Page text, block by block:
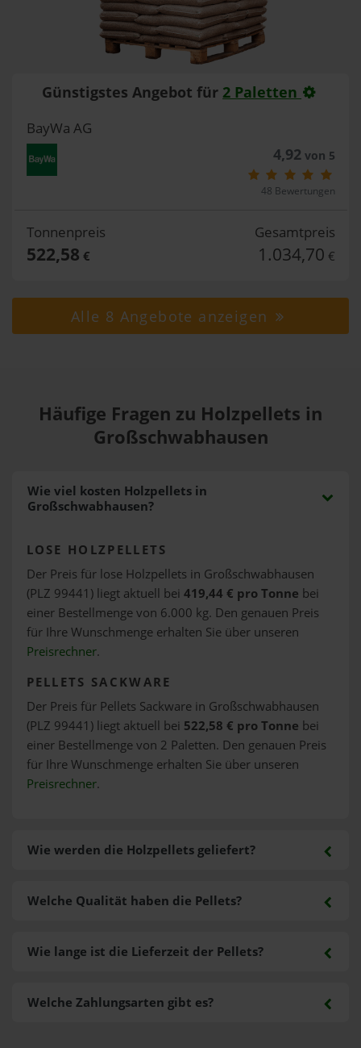
Günstigstes Angebot für 2 Paletten
BayWa AG
4,92von 5
48 Bewertungen
Tonnenpreis
522,58 €
Gesamtpreis
1.034,70 €
Alle 8 Angebote anzeigen
Häufige Fragen zu Holzpellets in
Großschwabhausen
Wie viel kosten Holzpellets in
Großschwabhausen?
LOSE HOLZPELLETS
Der Preis für lose Holzpellets in Großschwabhausen
(PLZ 99441) liegt aktuell bei 419,44 € pro Tonne bei
einer Bestellmenge von 6.000 kg. Den genauen Preis
für Ihre Wunschmenge erhalten Sie über unseren
Preisrechner.
PELLETS SACKWARE
Der Preis für Pellets Sackware in Großschwabhausen
(PLZ 99441) liegt aktuell bei 522,58 € pro Tonne bei
einer Bestellmenge von 2 Paletten. Den genauen Preis
für Ihre Wunschmenge erhalten Sie über unseren
Preisrechner.
Wie werden die Holzpellets geliefert?
Welche Zahlungsarten gibt es?
Welche Qualität haben die Pellets?
Wie lange ist die Lieferzeit der Pellets?